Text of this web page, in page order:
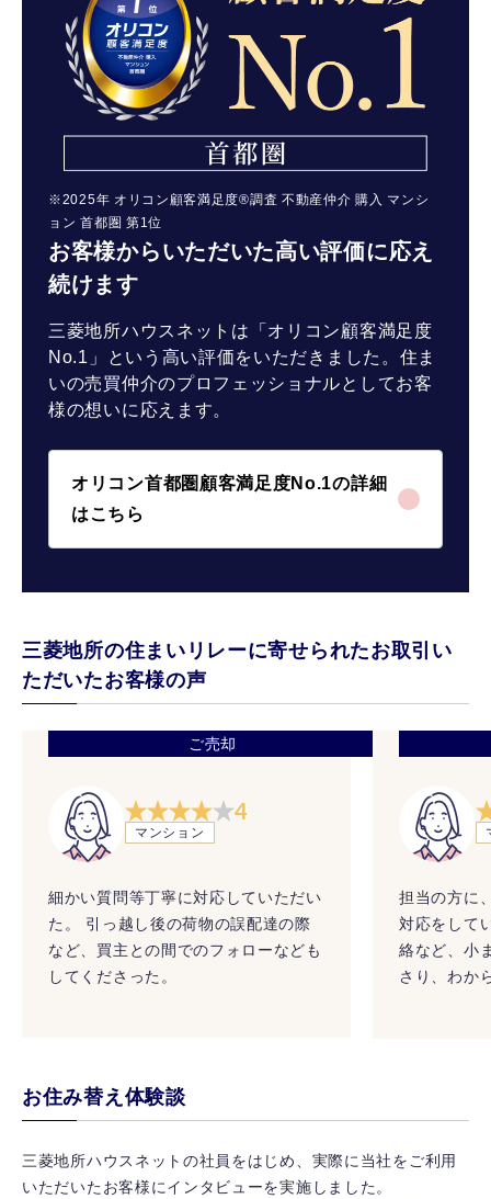
お客様からいただいた高い評価に応え
続けます
三菱地所ハウスネットは「オリコン顧客満足度
No.1」という高い評価をいただきました。住ま
いの売買仲介のプロフェッショナルとしてお客
様の想いに応えます。
オリコン首都圏顧客満足度No.1の詳細
はこちら
※2025年 オリコン顧客満足度®調査 不動産仲介 購入 マンシ
ョン 首都圏 第1位
三菱地所の住まいリレーに寄せられたお取引い
ただいたお客様の声
ご売却
4
マンション
細かい質問等丁寧に対応していただい
た。 引っ越し後の荷物の誤配達の際
など、買主との間でのフォローなども
してくださった。
担当の方に
対応をして
絡など、小
さり、わか
お住み替え体験談
三菱地所ハウスネットの社員をはじめ、実際に当社をご利用
いただいたお客様にインタビューを実施しました。